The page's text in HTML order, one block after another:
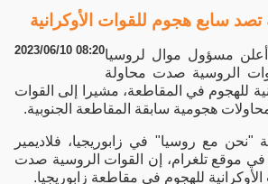
تصد سابع هجوم للقوات الأوكرانية
2023/06/10 08:20مسؤول موال لروسيا
الروسية صدت محاولة
للهجوم في المقاطعة، مشيرا إلى القوات
هجومية سابقة المقاطعة الجنوبية.
مع روسيا" في زابوريجيا، فلاديمير
موقع تلغرام، إن القوات الروسية صدت
للهجوم في مقاطعة زابوريجيا.